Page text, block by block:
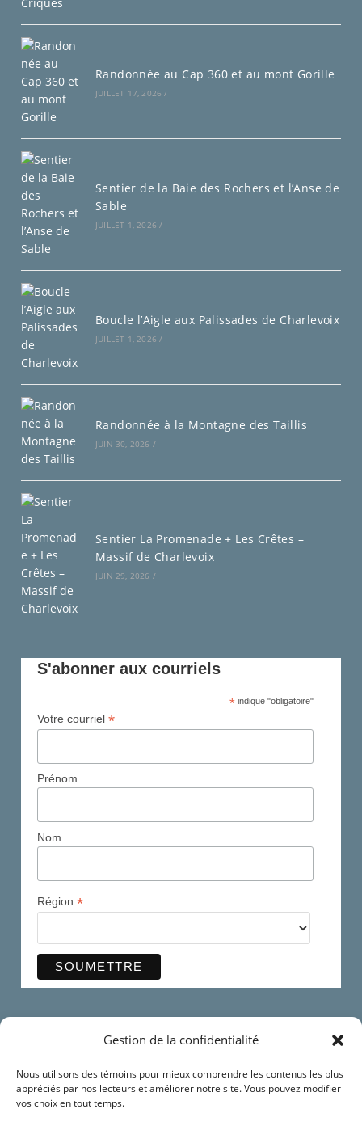
Gestion de la confidentialité
Nous utilisons des témoins pour mieux comprendre les contenus les plus
appréciés par nos lecteurs et améliorer notre site. Vous pouvez modifier
vos choix en tout temps.
Randonnée au Cap 360 et au mont Gorille
JUILLET 17, 2026 /
Sentier de la Baie des Rochers et l’Anse de
Sable
JUILLET 1, 2026 /
Boucle l’Aigle aux Palissades de Charlevoix
JUILLET 1, 2026 /
Randonnée à la Montagne des Taillis
JUIN 30, 2026 /
Sentier La Promenade + Les Crêtes –
Massif de Charlevoix
JUIN 29, 2026 /
S'abonner aux courriels
*indique "obligatoire"
Votre courriel*
Prénom
Nom
Région*
Me suivre sur AllTrails
S'abonner à ma chaine YouTube